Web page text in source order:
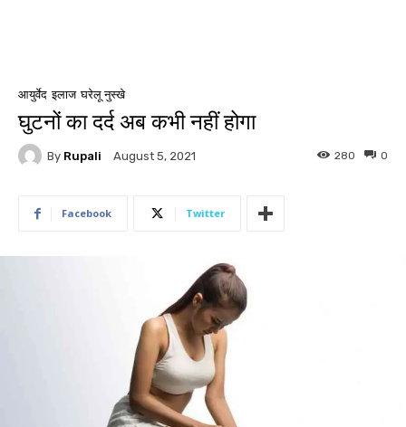
आयुर्वेद इलाज घरेलू नुस्खे
घुटनों का दर्द अब कभी नहीं होगा
By Rupali August 5, 2021 0
280
Facebook Twitter